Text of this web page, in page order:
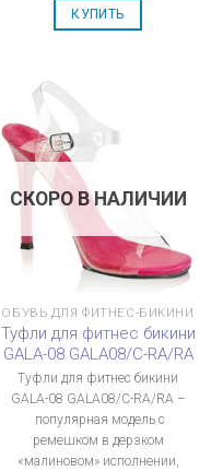
КУПИТЬ
СКОРО В НАЛИЧИИ
ОБУВЬ ДЛЯ ФИТНЕС-БИКИНИ
Туфли для фитнес бикини
GALA-08 GALA08/C-RA/RA
Туфли для фитнес бикини
GALA-08 GALA08/C-RA/RA –
популярная модель с
ремешком в дерзком
«малиновом» исполнении,